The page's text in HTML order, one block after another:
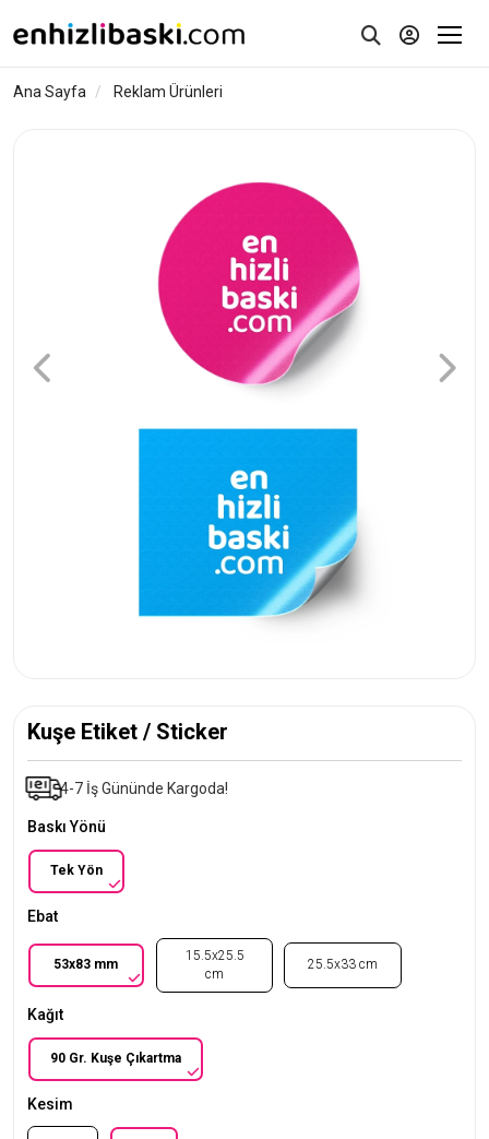
Ana Sayfa Reklam Ürünleri
Kuşe Etiket / Sticker
4-7 İş Gününde Kargoda!
Baskı Yönü
Tek Yön
Ebat
53x83 mm
15.5x25.5
cm
25.5x33 cm
Kağıt
90 Gr. Kuşe Çıkartma
Kesim